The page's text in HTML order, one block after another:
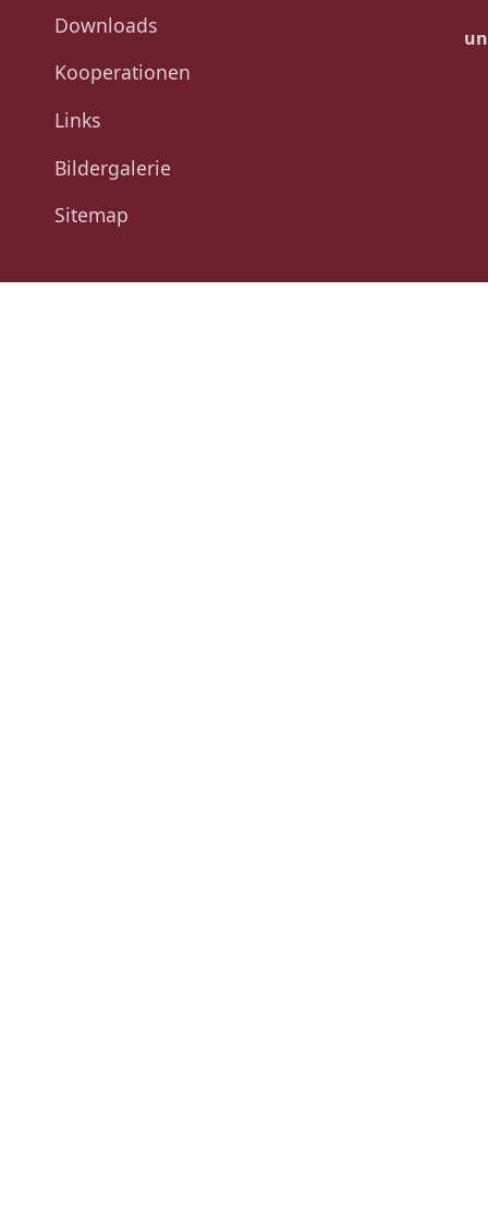
Downloads
Kooperationen
Links
Bildergalerie
Sitemap